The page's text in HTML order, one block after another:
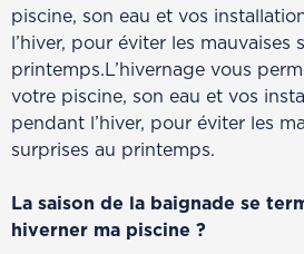
piscine, son eau et vos
l’hiver, pour éviter les mauvaises
printemps.L’hivernage vous
votre piscine, son eau et vos
pendant l’hiver, pour éviter les
surprises au printemps.
La saison de la baignade se
hiverner ma piscine ?